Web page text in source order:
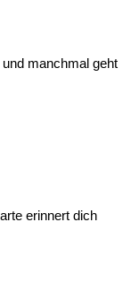
manchmal geht
erinnert dich